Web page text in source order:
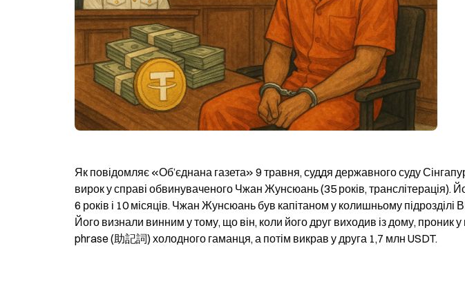
Як повідомляє «Об’єднана газета» 9 травня, суддя державного суду
вирок у справі обвинуваченого Чжан Жунсюань (35 років, транслітерація).
6 років і 10 місяців. Чжан Жунсюань був капітаном у колишньому
Його визнали винним у тому, що він, коли його друг виходив із дому, проник
phrase (助記詞) холодного гаманця, а потім викрав у друга 1,7 млн USDT.